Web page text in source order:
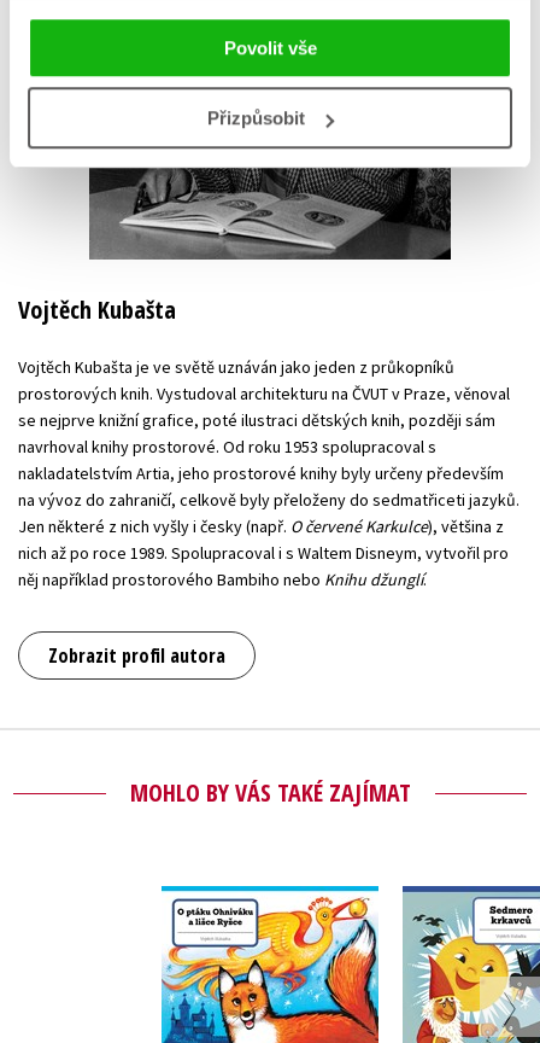
Povolit vše
Přizpůsobit
Vojtěch Kubašta
Vojtěch Kubašta je ve světě uznáván jako jeden z průkopníků
prostorových knih. Vystudoval architekturu na ČVUT v Praze, věnoval
se nejprve knižní grafice, poté ilustraci dětských knih, později sám
navrhoval knihy prostorové. Od roku 1953 spolupracoval s
nakladatelstvím Artia, jeho prostorové knihy byly určeny především
na vývoz do zahraničí, celkově byly přeloženy do sedmatřiceti jazyků.
Jen některé z nich vyšly i česky (např. O červené Karkulce), většina z
nich až po roce 1989. Spolupracoval i s Waltem Disneym, vytvořil pro
něj například prostorového Bambiho nebo Knihu džunglí.
Zobrazit profil autora
MOHLO BY VÁS TAKÉ ZAJÍMAT
O ptáku Ohniváku a
lišce Ryšce
Vojtěch Kubašta
Sedmero
Vojtěch